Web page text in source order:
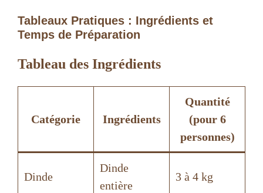
Tableaux Pratiques : Ingrédients et
Temps de Préparation
Tableau des Ingrédients
Catégorie Ingrédients
Quantité
(pour 6
personnes)
Dinde
Dinde
entière
3 à 4 kg